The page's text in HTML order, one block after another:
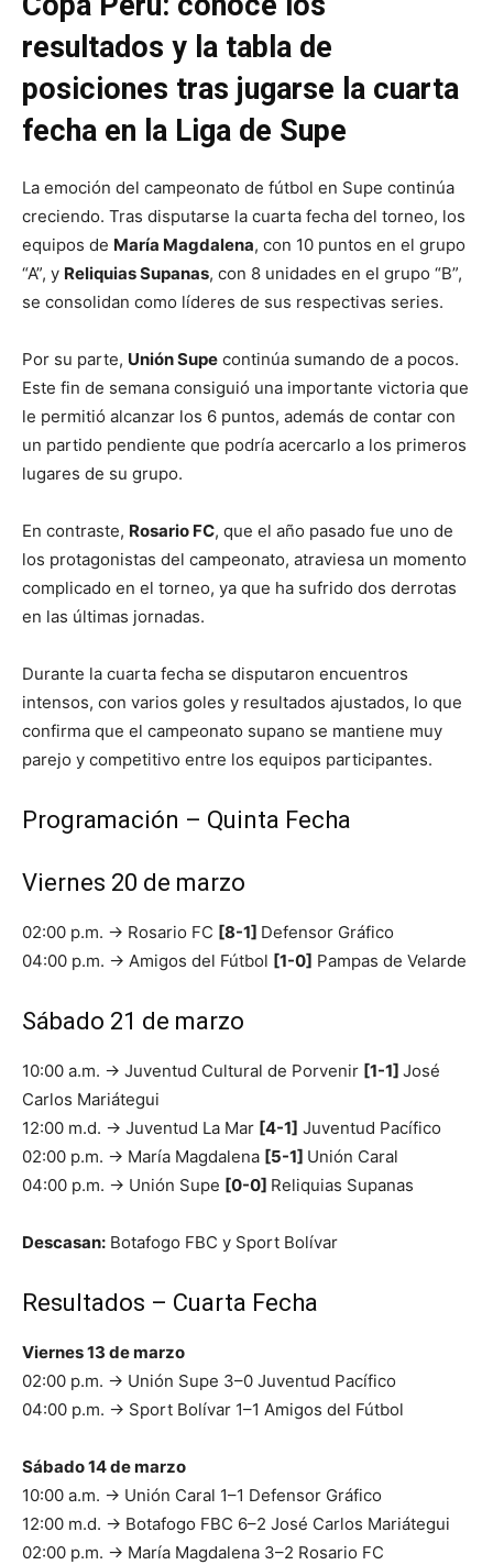
resultados y la tabla de
posiciones tras jugarse la cuarta
fecha en la Liga de Supe
La emoción del campeonato de fútbol en Supe continúa
creciendo. Tras disputarse la cuarta fecha del torneo, los
equipos de María Magdalena, con 10 puntos en el grupo
“A”, y Reliquias Supanas, con 8 unidades en el grupo “B”,
se consolidan como líderes de sus respectivas series.
Por su parte, Unión Supe continúa sumando de a pocos.
Este fin de semana consiguió una importante victoria que
le permitió alcanzar los 6 puntos, además de contar con
un partido pendiente que podría acercarlo a los primeros
lugares de su grupo.
En contraste, Rosario FC, que el año pasado fue uno de
los protagonistas del campeonato, atraviesa un momento
complicado en el torneo, ya que ha sufrido dos derrotas
en las últimas jornadas.
Durante la cuarta fecha se disputaron encuentros
intensos, con varios goles y resultados ajustados, lo que
confirma que el campeonato supano se mantiene muy
parejo y competitivo entre los equipos participantes.
Programación – Quinta Fecha
Viernes 20 de marzo
02:00 p.m. → Rosario FC [8-1] Defensor Gráfico
04:00 p.m. → Amigos del Fútbol [1-0] Pampas de Velarde
Sábado 21 de marzo
10:00 a.m. → Juventud Cultural de Porvenir [1-1] José
Carlos Mariátegui
12:00 m.d. → Juventud La Mar [4-1] Juventud Pacífico
02:00 p.m. → María Magdalena [5-1] Unión Caral
04:00 p.m. → Unión Supe [0-0] Reliquias Supanas
Descasan: Botafogo FBC y Sport Bolívar
Resultados – Cuarta Fecha
Viernes 13 de marzo
02:00 p.m. → Unión Supe 3–0 Juventud Pacífico
04:00 p.m. → Sport Bolívar 1–1 Amigos del Fútbol
Sábado 14 de marzo
10:00 a.m. → Unión Caral 1–1 Defensor Gráfico
12:00 m.d. → Botafogo FBC 6–2 José Carlos Mariátegui
02:00 p.m. → María Magdalena 3–2 Rosario FC